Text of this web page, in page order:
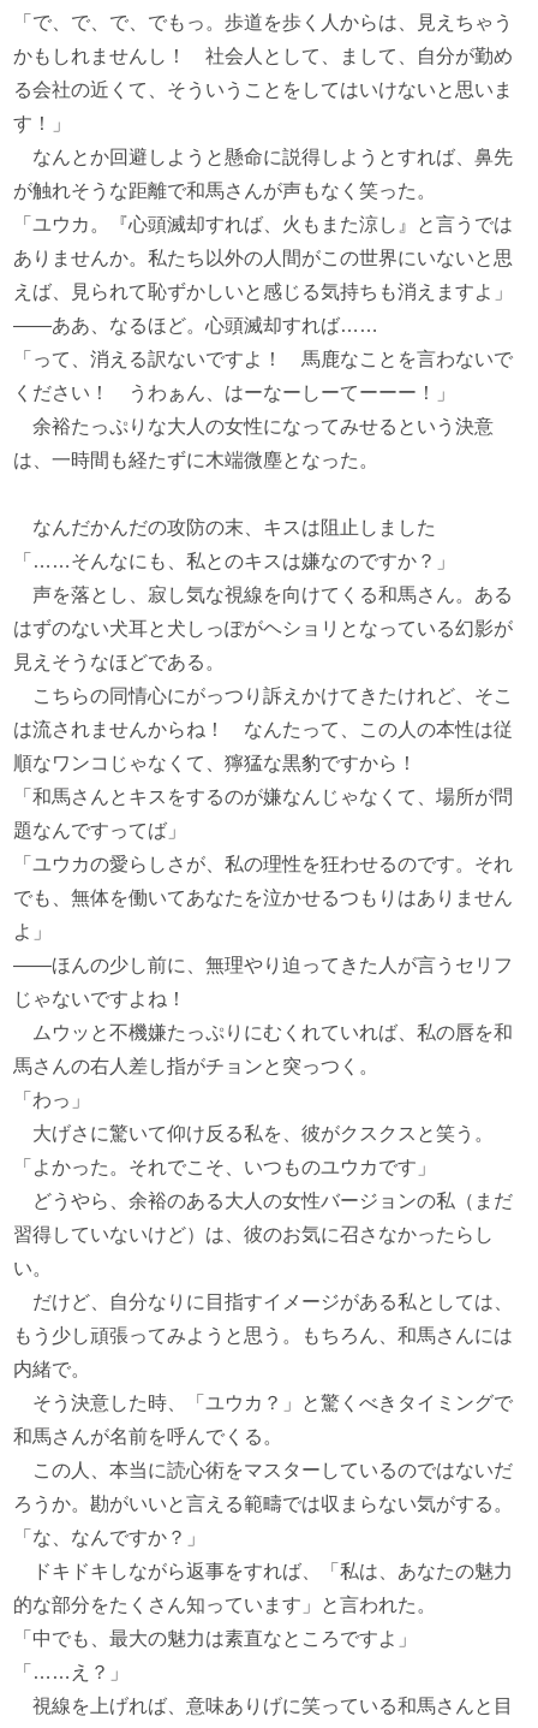
「で、で、で、でもっ。歩道を歩く人からは、見えちゃう
かもしれませんし！ 社会人として、まして、自分が勤め
る会社の近くて、そういうことをしてはいけないと思いま
す！」
なんとか回避しようと懸命に説得しようとすれば、鼻先
が触れそうな距離で和馬さんが声もなく笑った。
「ユウカ。『心頭滅却すれば、火もまた涼し』と言うでは
ありませんか。私たち以外の人間がこの世界にいないと思
えば、見られて恥ずかしいと感じる気持ちも消えますよ」
――ああ、なるほど。心頭滅却すれば……
「って、消える訳ないですよ！ 馬鹿なことを言わないで
ください！ うわぁん、はーなーしーてーーー！」
余裕たっぷりな大人の女性になってみせるという決意
は、一時間も経たずに木端微塵となった。
なんだかんだの攻防の末、キスは阻止しました
「……そんなにも、私とのキスは嫌なのですか？」
声を落とし、寂し気な視線を向けてくる和馬さん。ある
はずのない犬耳と犬しっぽがヘショリとなっている幻影が
見えそうなほどである。
こちらの同情心にがっつり訴えかけてきたけれど、そこ
は流されませんからね！ なんたって、この人の本性は従
順なワンコじゃなくて、獰猛な黒豹ですから！
「和馬さんとキスをするのが嫌なんじゃなくて、場所が問
題なんですってば」
「ユウカの愛らしさが、私の理性を狂わせるのです。それ
でも、無体を働いてあなたを泣かせるつもりはありません
よ」
――ほんの少し前に、無理やり迫ってきた人が言うセリフ
じゃないですよね！
ムウッと不機嫌たっぷりにむくれていれば、私の唇を和
馬さんの右人差し指がチョンと突っつく。
「わっ」
大げさに驚いて仰け反る私を、彼がクスクスと笑う。
「よかった。それでこそ、いつものユウカです」
どうやら、余裕のある大人の女性バージョンの私（まだ
習得していないけど）は、彼のお気に召さなかったらし
い。
だけど、自分なりに目指すイメージがある私としては、
もう少し頑張ってみようと思う。もちろん、和馬さんには
内緒で。
そう決意した時、「ユウカ？」と驚くべきタイミングで
和馬さんが名前を呼んでくる。
この人、本当に読心術をマスターしているのではないだ
ろうか。勘がいいと言える範疇では収まらない気がする。
「な、なんですか？」
ドキドキしながら返事をすれば、「私は、あなたの魅力
的な部分をたくさん知っています」と言われた。
「中でも、最大の魅力は素直なところですよ」
「……え？」
視線を上げれば、意味ありげに笑っている和馬さんと目